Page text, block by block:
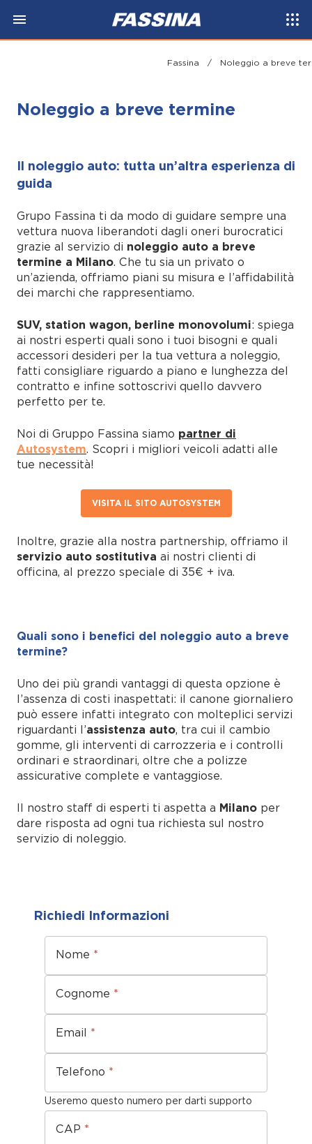
Fassina / Noleggio a breve
Noleggio a breve termine
Il noleggio auto: tutta un’altra esperienza di
guida
Grupo Fassina ti da modo di guidare sempre una
vettura nuova liberandoti dagli oneri burocratici
grazie al servizio di noleggio auto a breve
termine a Milano. Che tu sia un privato o
un’azienda, offriamo piani su misura e l’affidabilità
dei marchi che rappresentiamo.
SUV, station wagon, berline monovolumi: spiega
ai nostri esperti quali sono i tuoi bisogni e quali
accessori desideri per la tua vettura a noleggio,
fatti consigliare riguardo a piano e lunghezza del
contratto e infine sottoscrivi quello davvero
perfetto per te.
Noi di Gruppo Fassina siamo partner di
Autosystem. Scopri i migliori veicoli adatti alle
tue necessità!
VISITA IL SITO AUTOSYSTEM
Inoltre, grazie alla nostra partnership, offriamo il
servizio auto sostitutiva ai nostri clienti di
officina, al prezzo speciale di 35€ + iva.
Quali sono i benefici del noleggio auto a breve
termine?
Uno dei più grandi vantaggi di questa opzione è
l’assenza di costi inaspettati: il canone giornaliero
può essere infatti integrato con molteplici servizi
riguardanti l’assistenza auto, tra cui il cambio
gomme, gli interventi di carrozzeria e i controlli
ordinari e straordinari, oltre che a polizze
assicurative complete e vantaggiose.
Il nostro staff di esperti ti aspetta a Milano per
dare risposta ad ogni tua richiesta sul nostro
servizio di noleggio.
Richiedi Informazioni
Nome *
Cognome *
Email *
Telefono *
Useremo questo numero per darti supporto
CAP *